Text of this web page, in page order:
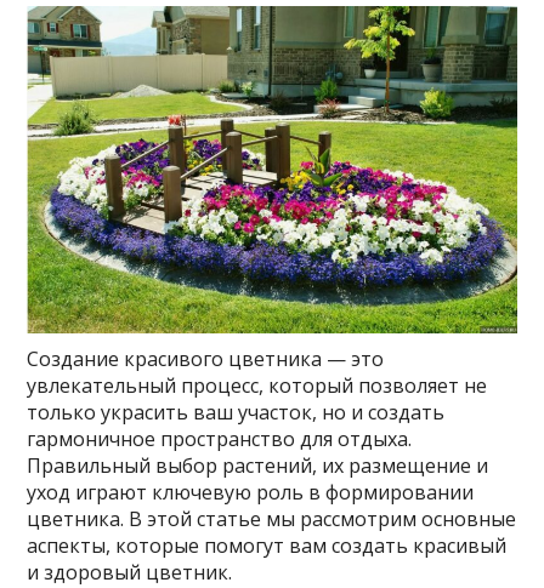
Создание красивого цветника — это
увлекательный процесс, который позволяет не
только украсить ваш участок, но и создать
гармоничное пространство для отдыха.
Правильный выбор растений, их размещение и
уход играют ключевую роль в формировании
цветника. В этой статье мы рассмотрим основные
аспекты, которые помогут вам создать красивый
и здоровый цветник.